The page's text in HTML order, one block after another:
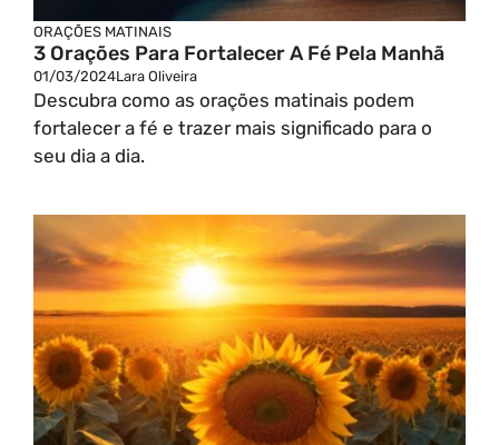
ORAÇÕES MATINAIS
3 Orações Para Fortalecer A Fé Pela Manhã
01/03/2024Lara Oliveira
Descubra como as orações matinais podem
fortalecer a fé e trazer mais significado para o
seu dia a dia.